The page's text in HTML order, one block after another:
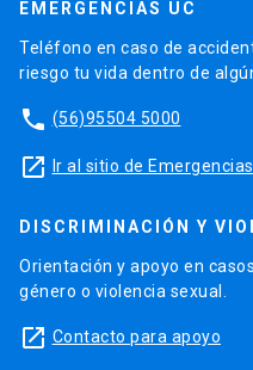
EMERGENCIAS UC
Teléfono en caso de
riesgo tu vida dentro de
phone (56)95504 5000
launch Ir al sitio de Emergencias
DISCRIMINACIÓN Y
Orientación y apoyo en
género o violencia sexual.
launch Contacto para apoyo